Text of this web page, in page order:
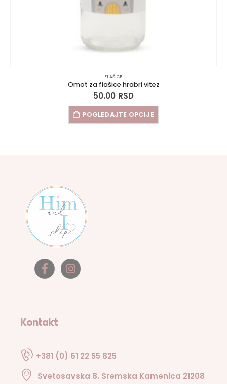
FLAŠICE
Omot za flašice hrabri vitez
50.00 RSD
POGLEDAJTE OPCIJE
Kontakt
+381 (0) 61 22 55 825
Svetosavska 8. Sremska Kamenica 21208